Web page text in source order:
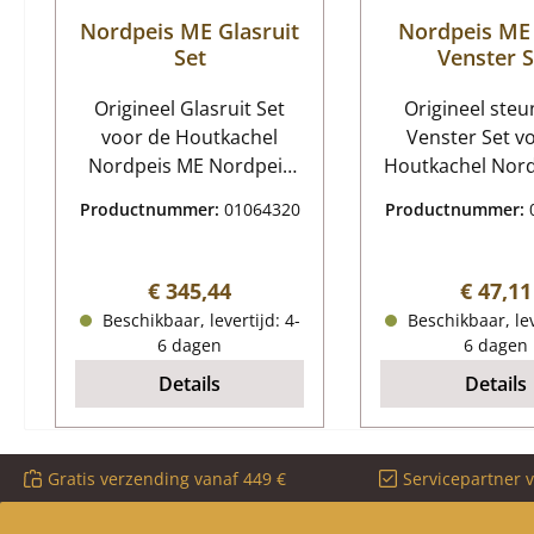
Nordpeis ME Glasruit
Set
Origineel Glasruit Set
voor de Houtkachel
Nordpeis ME Nordpeis
Kerngegevens:
Diameter 444 mm
Materiaal Glas
hittebestendig inclusief
raamafdichting
Productnummer: 01064320
Normale prijs:
€ 345,44
Beschikbaar, levertijd: 4-
6 dagen
Details
Nordpeis
Venster
Origineel
Venster Set
Houtkachel
ME steun voor
meter glashouder
Schroeven Noten
Productnummer:
€ 47,11
Beschikbaar,
6 dagen
Details
Gratis verzending vanaf 449 € Servicepartner